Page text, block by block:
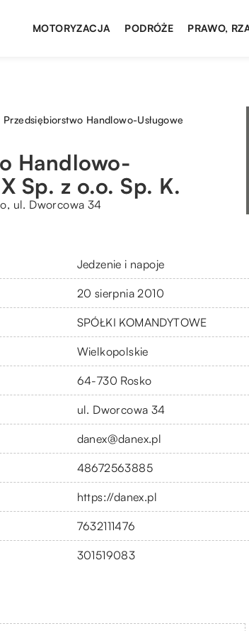
MOTORYZACJA PODRÓŻE PRAWO,
Przedsiębiorstwo Handlowo-Usługowe
Handlowo-
Sp. z o.o. Sp. K.
ul. Dworcowa 34
Jedzenie i napoje
20 sierpnia 2010
SPÓŁKI KOMANDYTOWE
Wielkopolskie
64-730 Rosko
ul. Dworcowa 34
danex@danex.pl
48672563885
https://danex.pl
7632111476
301519083